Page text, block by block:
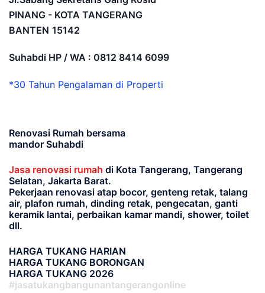
PINANG - KOTA TANGERANG
BANTEN 15142
Suhabdi HP / WA : 0812 8414 6099
*30 Tahun Pengalaman di Properti
Renovasi Rumah bersama
mandor Suhabdi
Jasa renovasi rumah di Kota Tangerang, Tangerang
Selatan, Jakarta Barat.
Pekerjaan renovasi atap bocor, genteng retak, talang
air, plafon rumah, dinding retak, pengecatan, ganti
keramik lantai, perbaikan kamar mandi, shower, toilet
dll.
HARGA TUKANG HARIAN
HARGA TUKANG BORONGAN
HARGA TUKANG 2026
#jasatukangbangunantangerangonline